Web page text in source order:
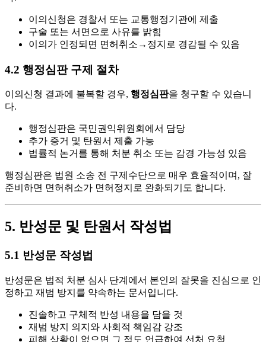
이의신청은 경찰서 또는 교통행정기관에 제출
구술 또는 서면으로 사유를 밝힘
이의가 인정되면 면허취소→정지로 경감될 수 있음
4.2 행정심판 구제 절차
이의신청 결과에 불복할 경우, 행정심판을 청구할 수 있습니
다.
행정심판은 국민권익위원회에서 담당
추가 증거 및 탄원서 제출 가능
법률적 논거를 통해 처분 취소 또는 감경 가능성 있음
행정심판은 법원 소송 전 구제수단으로 매우 효율적이며, 잘
준비하면 면허취소가 면허정지로 완화되기도 합니다.
5. 반성문 및 탄원서 작성법
5.1 반성문 작성법
반성문은 법적 처분 심사 단계에서 본인의 잘못을 진심으로 인
정하고 재범 방지를 약속하는 문서입니다.
진솔하고 구체적 반성 내용을 담을 것
재범 방지 의지와 사회적 책임감 강조
피해 상황이 없으면 그 점도 언급하여 선처 요청